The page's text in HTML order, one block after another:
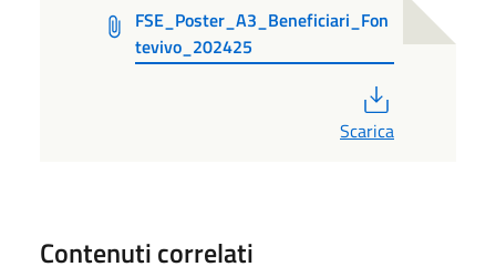
FSE_Poster_A3_Beneficiari_Fon
tevivo_202425
Scarica
Contenuti correlati